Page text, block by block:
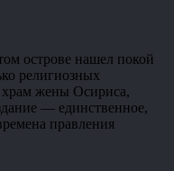
острове нашел покой
религиозных
храм жены Осириса,
— единственное,
правления